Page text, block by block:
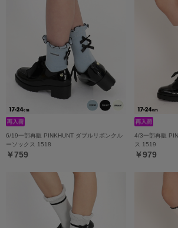
6/19一部再販 PINKHUNT ダブルリボンクル
ーソックス 1518
￥759
4/3一部再販
ス 1519
￥979